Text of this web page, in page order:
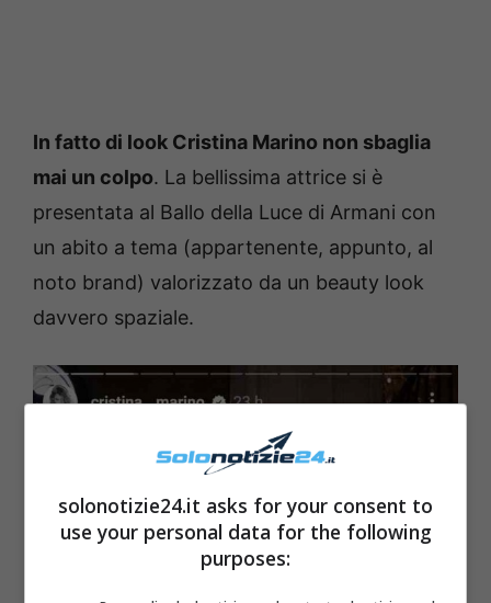
In fatto di look Cristina Marino non sbaglia
mai un colpo. La bellissima attrice si è
presentata al Ballo della Luce di Armani con
un abito a tema (appartenente, appunto, al
noto brand) valorizzato da un beauty look
davvero spaziale.
solonotizie24.it asks for your consent to
use your personal data for the following
purposes: